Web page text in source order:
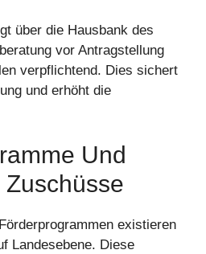
über die Hausbank des
vor Antragstellung
verpflichtend. Dies sichert
und erhöht die
Und
existieren
Landesebene. Diese